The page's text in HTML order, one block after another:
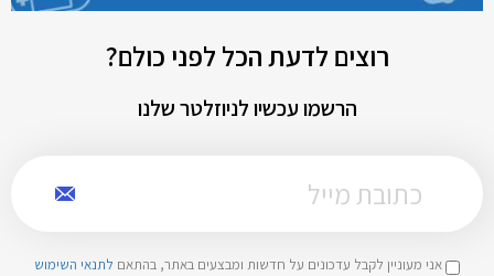
רוצים לדעת הכל לפני כולם?
הרשמו עכשיו לניוזלטר שלנו
אני מעוניין לקבל עדכונים על חדשות ומבצעים באתר, בהתאם לתנאי השימוש